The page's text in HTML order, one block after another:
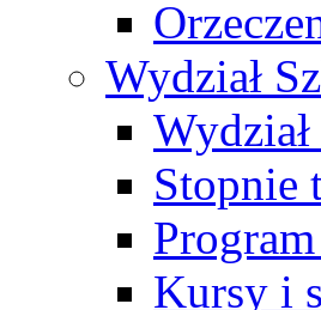
Wydział
Stopnie
Kursy i